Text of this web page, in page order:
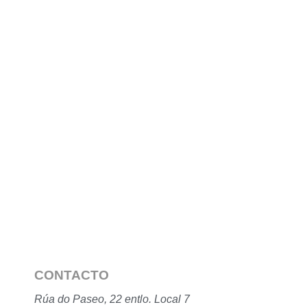
CONTACTO
Rúa do Paseo, 22 entlo. Local 7